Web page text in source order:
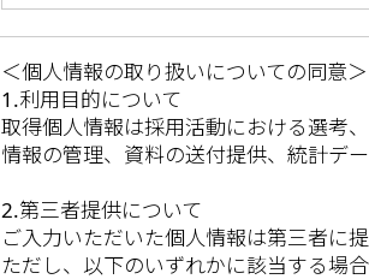
＜個人情報の取り扱いについての同意＞
1.利用目的について
取得個人情報は採用活動における選考
情報の管理、資料の送付提供、統計デ
2.第三者提供について
ご入力いただいた個人情報は第三者に
ただし、以下のいずれかに該当する場